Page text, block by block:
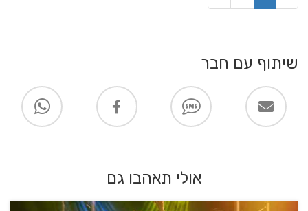
שיתוף עם חבר
אולי תאהבו גם